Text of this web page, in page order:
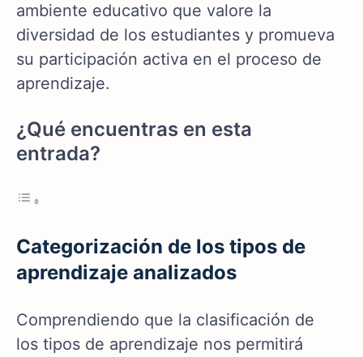
ambiente educativo que valore la
diversidad de los estudiantes y promueva
su participación activa en el proceso de
aprendizaje.
¿Qué encuentras en esta
entrada?
Categorización de los tipos de
aprendizaje analizados
Comprendiendo que la clasificación de
los tipos de aprendizaje nos permitirá